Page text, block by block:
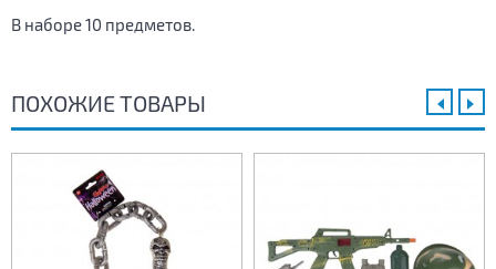
В наборе 10 предметов.
ПОХОЖИЕ ТОВАРЫ